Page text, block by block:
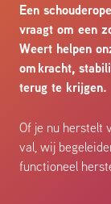
Een
vraagt om een
Weert helpen
omkracht,
terug te krijgen.
Of je nu herstelt
val, wij
functioneel